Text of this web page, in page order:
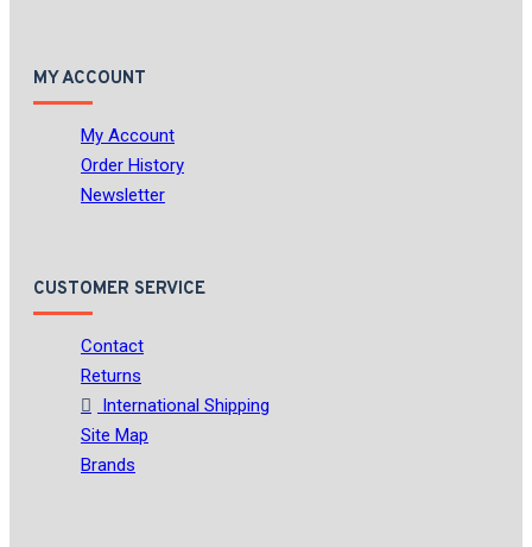
MY ACCOUNT
My Account
Order History
Newsletter
CUSTOMER SERVICE
Contact
Returns
International Shipping
Site Map
Brands